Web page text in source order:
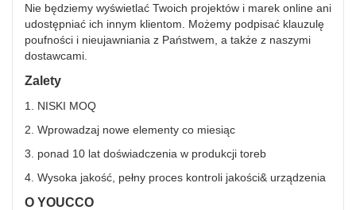
Nie będziemy wyświetlać Twoich projektów i marek online ani
udostępniać ich innym klientom. Możemy podpisać klauzulę
poufności i nieujawniania z Państwem, a także z naszymi
dostawcami.
Zalety
1. NISKI MOQ
2. Wprowadzaj nowe elementy co miesiąc
3. ponad 10 lat doświadczenia w produkcji toreb
4. Wysoka jakość, pełny proces kontroli jakości& urządzenia
O YOUCCO